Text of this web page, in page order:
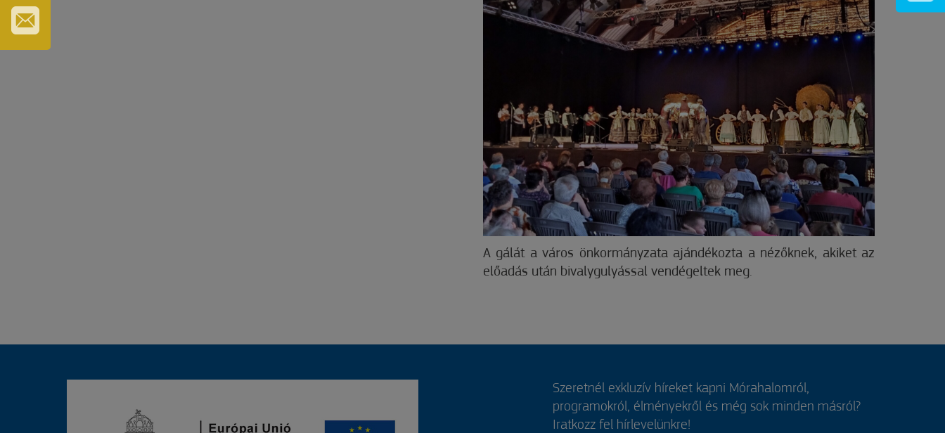
ÉS
TURISZTIKAI
KÁRTYA
A gálát a város önkormányzata ajándékozta a nézőknek, akiket az
előadás után bivalygulyással vendégeltek meg.
Szeretnél exkluzív híreket kapni Mórahalomról,
programokról, élményekről és még sok minden másról?
Iratkozz fel hírlevelünkre!